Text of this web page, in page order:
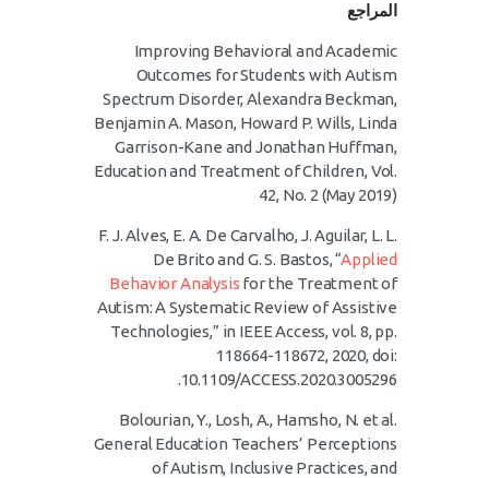
المراجع
Improving Behavioral and Academic
Outcomes for Students with Autism
Spectrum Disorder, Alexandra Beckman,
Benjamin A. Mason, Howard P. Wills, Linda
Garrison-Kane and Jonathan Huffman,
Education and Treatment of Children, Vol.
42, No. 2 (May 2019)
F. J. Alves, E. A. De Carvalho, J. Aguilar, L. L.
De Brito and G. S. Bastos, “Applied
Behavior Analysis for the Treatment of
Autism: A Systematic Review of Assistive
Technologies,” in IEEE Access, vol. 8, pp.
118664-118672, 2020, doi:
10.1109/ACCESS.2020.3005296.
Bolourian, Y., Losh, A., Hamsho, N. et al.
General Education Teachers’ Perceptions
of Autism, Inclusive Practices, and